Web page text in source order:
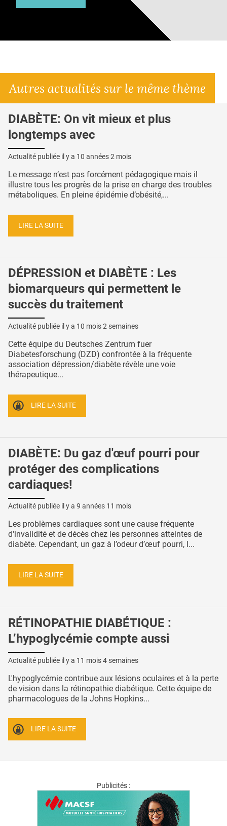
Autres actualités sur le même thème
DIABÈTE: On vit mieux et plus
longtemps avec
Actualité publiée il y a 10 années 2 mois
Le message n’est pas forcément pédagogique mais il
illustre tous les progrès de la prise en charge des troubles
métaboliques. En pleine épidémie d’obésité,...
LIRE LA SUITE
DÉPRESSION et DIABÈTE : Les
biomarqueurs qui permettent le
succès du traitement
Actualité publiée il y a 10 mois 2 semaines
Cette équipe du Deutsches Zentrum fuer
Diabetesforschung (DZD) confrontée à la fréquente
association dépression/diabète révèle une voie
thérapeutique...
LIRE LA SUITE
DIABÈTE: Du gaz d'œuf pourri pour
protéger des complications
cardiaques!
Actualité publiée il y a 9 années 11 mois
Les problèmes cardiaques sont une cause fréquente
d'invalidité et de décès chez les personnes atteintes de
diabète. Cependant, un gaz à l’odeur d’œuf pourri, l...
LIRE LA SUITE
RÉTINOPATHIE DIABÉTIQUE :
L’hypoglycémie compte aussi
Actualité publiée il y a 11 mois 4 semaines
L'hypoglycémie contribue aux lésions oculaires et à la perte
de vision dans la rétinopathie diabétique. Cette équipe de
pharmacologues de la Johns Hopkins...
LIRE LA SUITE
Publicités :